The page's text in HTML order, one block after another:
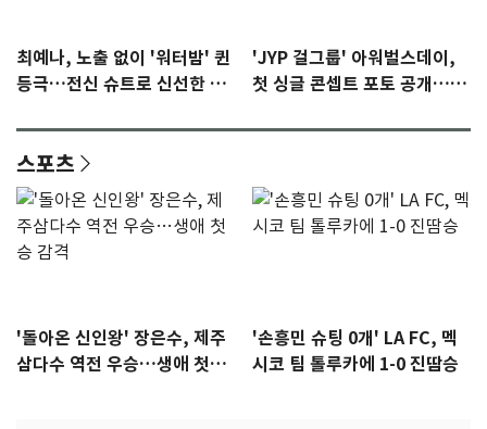
최예나, 노출 없이 '워터밤' 퀸
등극…전신 슈트로 신선한 충
'JYP 걸그룹' 아워벌스데이,
첫 싱글 콘셉트 포토 공개…청
스포츠
'돌아온 신인왕' 장은수, 제주
삼다수 역전 우승…생애 첫승
'손흥민 슈팅 0개' LA FC, 멕
시코 팀 톨루카에 1-0 진땀승